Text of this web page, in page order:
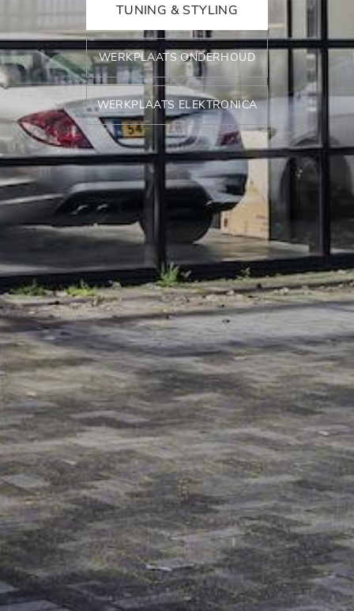
TUNING & STYLING
WERKPLAATS ONDERHOUD
WERKPLAATS ELEKTRONICA